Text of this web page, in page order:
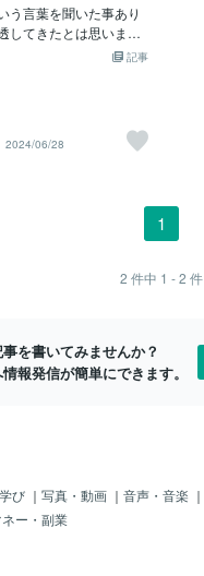
う言葉を聞いた事あり
してきたとは思います
ば「すべてはひと
くれました。「眼鏡を
されていたのに急に笑
るようになり男性も近
は正直に伝えました。
ていたよ。眼鏡をかけ
いなくてもそのイメー
。お世辞ではなく本当
います。？？それぞれ
違う、ということで
記事
2024/06/28
1
2 件中 1 - 2 件
を書いてみませんか？
報発信が簡単にできます。
学び ｜ 写真・動画 ｜ 音声・音楽 ｜
ネー・副業